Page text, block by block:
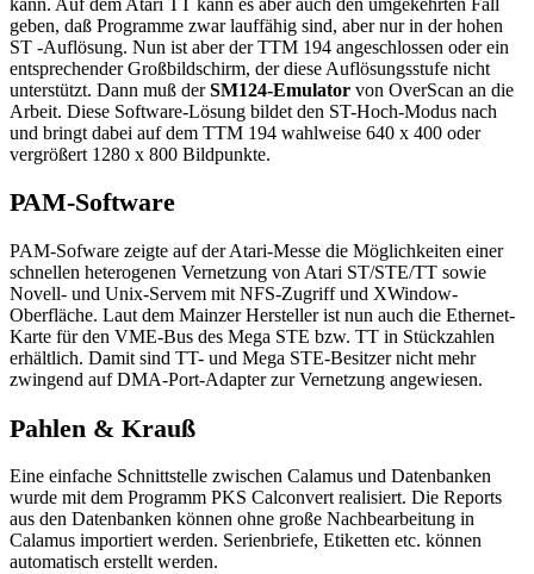
geben, daß Programme zwar lauffähig sind, aber nur in der hohen
ST -Auflösung. Nun ist aber der TTM 194 angeschlossen oder ein
entsprechender Großbildschirm, der diese Auflösungsstufe nicht
unterstützt. Dann muß derSM124-Emulator von OverScan an die
Arbeit. Diese Software-Lösung bildet den ST-Hoch-Modus nach
und bringt dabei auf dem TTM 194 wahlweise 640 x 400 oder
vergrößert 1280 x 800 Bildpunkte.
PAM-Software
PAM-Sofware zeigte auf der Atari-Messe die Möglichkeiten einer
schnellen heterogenen Vernetzung von Atari ST/STE/TT sowie
Novell- und Unix-Servem mit NFS-Zugriff und XWindow-
Oberfläche. Laut dem Mainzer Hersteller ist nun auch die Ethernet-
Karte für den VME-Bus des Mega STE bzw. TT in Stückzahlen
erhältlich. Damit sind TT- und Mega STE-Besitzer nicht mehr
zwingend auf DMA-Port-Adapter zur Vernetzung angewiesen.
Pahlen & Krauß
Eine einfache Schnittstelle zwischen Calamus und Datenbanken
wurde mit dem Programm PKS Calconvert realisiert. Die Reports
aus den Datenbanken können ohne große Nachbearbeitung in
Calamus importiert werden. Serienbriefe, Etiketten etc. können
automatisch erstellt werden.